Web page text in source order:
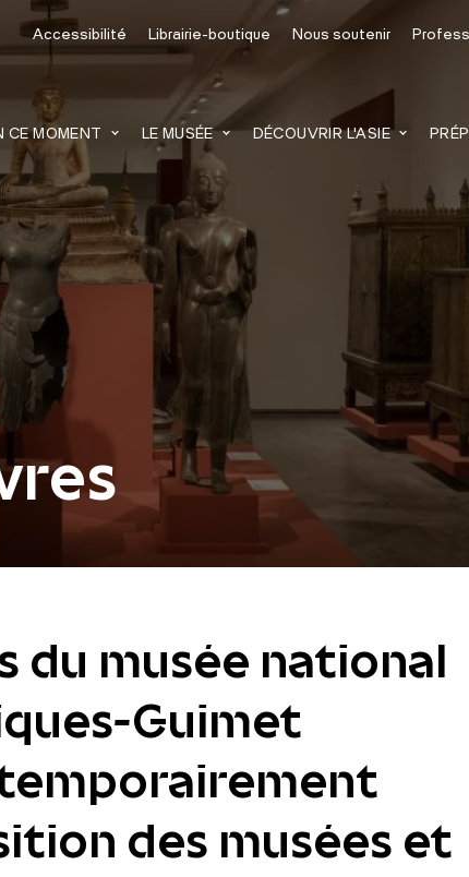
CE MOMENT LE MUSÉE DÉCOUVRIR L'ASIE
Accessibilité Librairie-boutique Nous soutenir
du musée national
Guimet
des musées et